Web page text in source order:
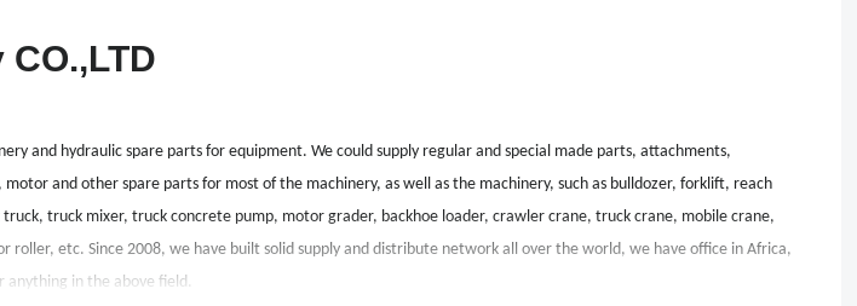
and hydraulic spare parts for equipment. We could supply regular and special made parts, attachments,
and other spare parts for most of the machinery, as well as the machinery, such as bulldozer, forklift, reach
truck mixer, truck concrete pump, motor grader, backhoe loader, crawler crane, truck crane, mobile crane,
etc. Since 2008, we have built solid supply and distribute network all over the world, we have office in Africa,
in the above field.